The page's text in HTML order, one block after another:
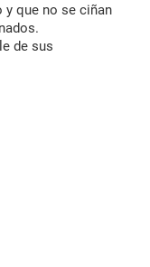
que no se ciñan
de sus